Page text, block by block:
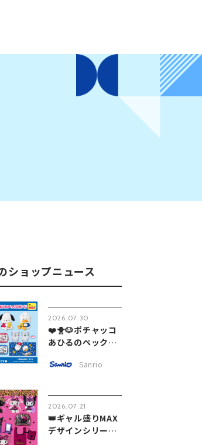
ショップニュース
2026.07.30
❤️🐥🐶ポチャッコ
あひるのペック
Sanrio
2026.07.21
👑ギャル盛りMAX
デザインシリーズ